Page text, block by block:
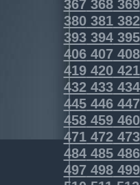
367368369
380381382
393394395
406407408
419420421
432433434
445446447
458459460
471472473
484485486
497498499